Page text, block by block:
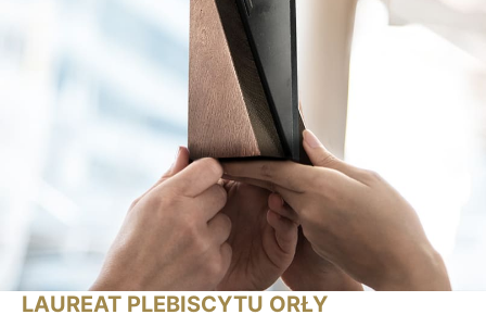
LAUREAT PLEBISCYTU ORŁY